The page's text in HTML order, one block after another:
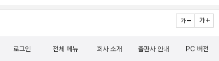
로그인 전체 메뉴 회사 소개 출판사 안내 PC 버전